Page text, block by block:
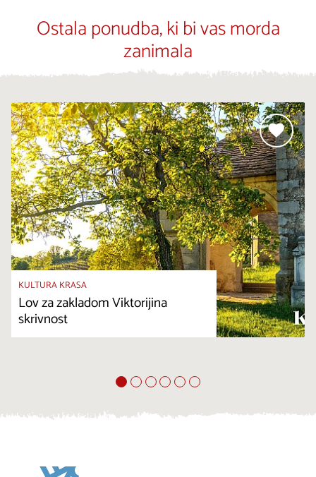
Ostala ponudba, ki bi vas morda
zanimala
KULTURA KRASA
Lov za zakladom Viktorijina
skrivnost